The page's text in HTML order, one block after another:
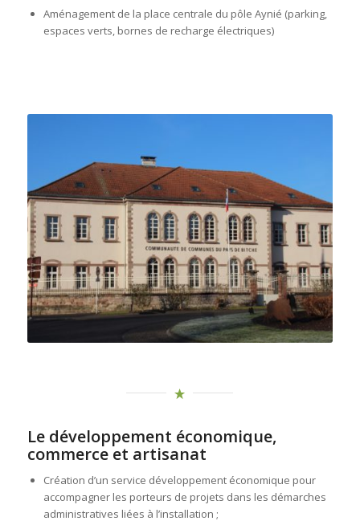
Aménagement de la place centrale du pôle Aynié (parking,
espaces verts, bornes de recharge électriques)
Le développement économique,
commerce et artisanat
Création d’un service développement économique pour
accompagner les porteurs de projets dans les démarches
administratives liées à l’installation ;